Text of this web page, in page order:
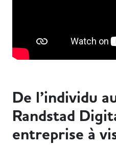
De l’individu
Randstad
entreprise à